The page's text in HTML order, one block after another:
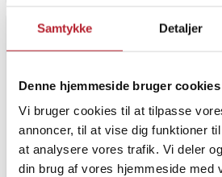
Samtykke Detaljer
Denne hjemmeside bruger cookies
Vi bruger cookies til at tilpasse
annoncer, til at vise dig funktioner
at analysere vores trafik. Vi deler
din brug af vores hjemmeside med